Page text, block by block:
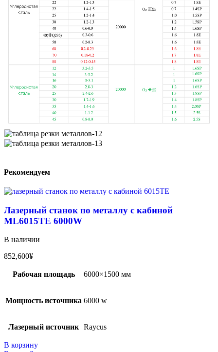
Рекомендуем
Лазерный станок по металлу с кабиной
ML6015TE 6000W
В наличии
852,600¥
Рабочая площадь 6000×1500 мм
Мощность источника 6000 w
Лазерный источник Raycus
В корзину